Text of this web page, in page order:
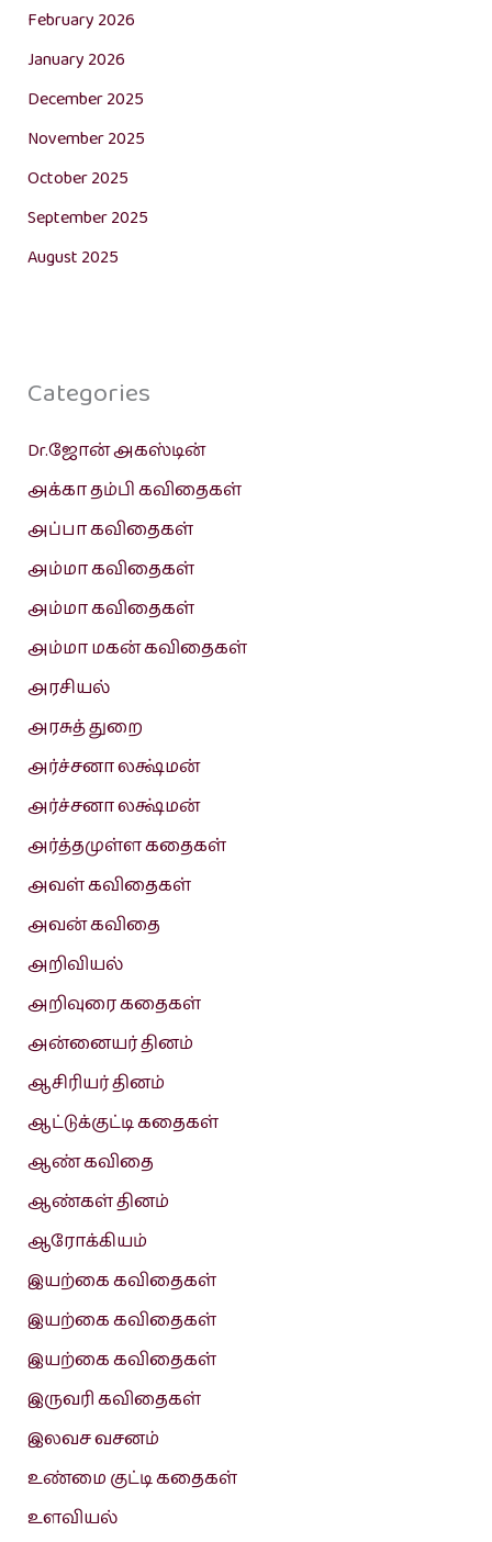
February 2026
January 2026
December 2025
November 2025
October 2025
September 2025
August 2025
Categories
Dr.ஜோன் அகஸ்டின்
அக்கா தம்பி கவிதைகள்
அப்பா கவிதைகள்
அம்மா கவிதைகள்
அம்மா கவிதைகள்
அம்மா மகன் கவிதைகள்
அரசியல்
அரசுத் துறை
அர்ச்சனா லக்ஷ்மன்
அர்ச்சனா லக்ஷ்மன்
அர்த்தமுள்ள கதைகள்
அவள் கவிதைகள்
அவன் கவிதை
அறிவியல்
அறிவுரை கதைகள்
அன்னையர் தினம்
ஆசிரியர் தினம்
ஆட்டுக்குட்டி கதைகள்
ஆண் கவிதை
ஆண்கள் தினம்
ஆரோக்கியம்
இயற்கை கவிதைகள்
இயற்கை கவிதைகள்
இயற்கை கவிதைகள்
இருவரி கவிதைகள்
இலவச வசனம்
உண்மை குட்டி கதைகள்
உளவியல்